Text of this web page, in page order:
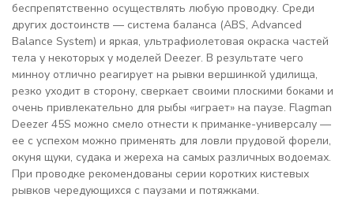
беспрепятственно осуществлять любую проводку. Среди
других достоинств — система баланса (ABS, Advanced
Balance System) и яркая, ультрафиолетовая окраска частей
тела у некоторых у моделей Deezer. В результате чего
минноу отлично реагирует на рывки вершинкой удилища,
резко уходит в сторону, сверкает своими плоскими боками и
очень привлекательно для рыбы «играет» на паузе. Flagman
Deezer 45S можно смело отнести к приманке-универсалу —
ее с успехом можно применять для ловли прудовой форели,
окуня щуки, судака и жереха на самых различных водоемах.
При проводке рекомендованы серии коротких кистевых
рывков чередующихся с паузами и потяжками.